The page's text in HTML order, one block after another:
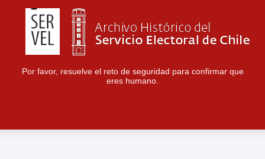
Por favor, resuelve el reto de seguridad para confirmar que
eres humano.